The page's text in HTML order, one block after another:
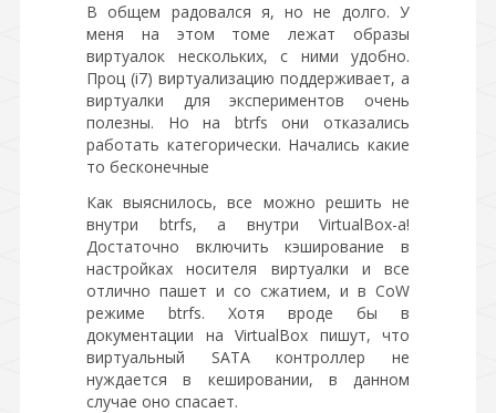
В общем радовался я, но не долго. У
меня на этом томе лежат образы
виртуалок нескольких, с ними удобно.
Проц (i7) виртуализацию поддерживает, а
виртуалки для экспериментов очень
полезны. Но на btrfs они отказались
работать категорически. Начались какие
то бесконечные
Как выяснилось, все можно решить не
внутри btrfs, а внутри VirtualBox-а!
Достаточно включить кэширование в
настройках носителя виртуалки и все
отлично пашет и со сжатием, и в CoW
режиме btrfs. Хотя вроде бы в
документации на VirtualBox пишут, что
виртуальный SATA контроллер не
нуждается в кешировании, в данном
случае оно спасает.